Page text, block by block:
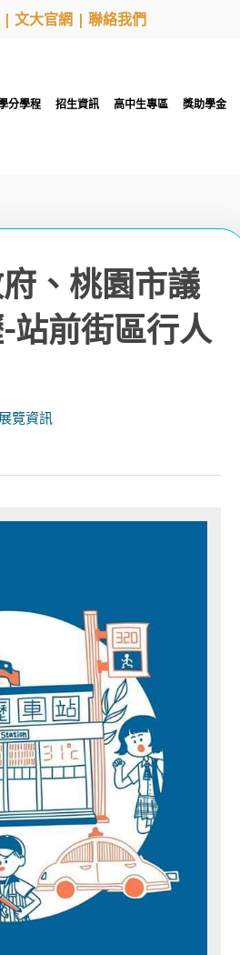
文大官網| 聯絡我們
分學程 招生資訊 高中生專區 獎助學金
、桃園市議
站前街區行人
展覽資訊